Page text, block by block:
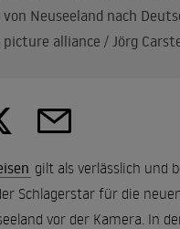
von Neuseeland nach
alliance / Jörg
gilt als verlässlich und
Schlagerstar für die
vor der Kamera. In